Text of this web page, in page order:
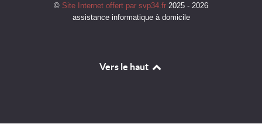
© Site Internet offert par svp34.fr 2025 - 2026
assistance informatique à domicile
Vers le haut